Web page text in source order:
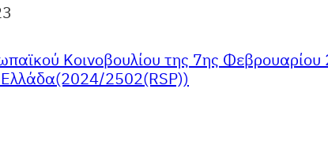
Κοινοβουλίου της 7ης
2502(RSP))